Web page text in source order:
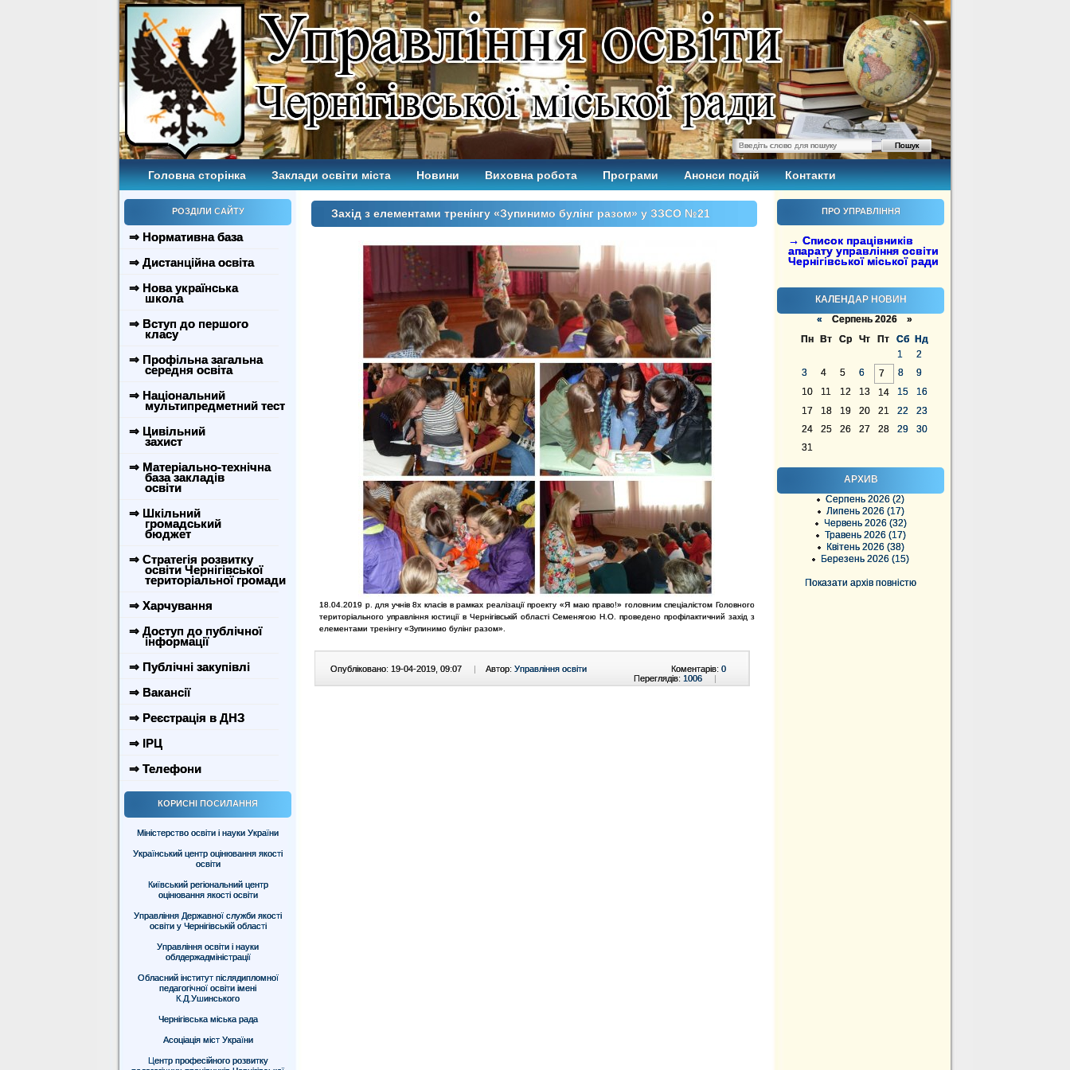
Головна сторінка Заклади освіти міста Новини Виховна робота Програми Анонси подій Контакти
РОЗДІЛИ САЙТУ
⇒ Нормативна база
⇒ Дистанційна освіта
⇒ Нова українська
школа
⇒ Вступ до першого
класу
⇒ Профільна загальна
середня освіта
⇒ Національний
мультипредметний тест
⇒ Цивільний
захист
⇒ Матеріально-технічна
база закладів
освіти
⇒ Шкільний
громадський
бюджет
⇒ Стратегія розвитку
освіти Чернігівської
територіальної громади
⇒ Харчування
⇒ Доступ до публічної
інформації
⇒ Публічні закупівлі
⇒ Вакансії
⇒ Реєстрація в ДНЗ
⇒ ІРЦ
⇒ Телефони
КОРИСНІ ПОСИЛАННЯ
Міністерство освіти і науки України
Український центр оцінювання якості
освіти
Київський регіональний центр
оцінювання якості освіти
Управління Державної служби якості
освіти у Чернігівській області
Управління освіти і науки
облдержадміністрації
Обласний інститут післядипломної
педагогічної освіти імені
К.Д.Ушинського
Чернігівська міська рада
Асоціація міст України
Центр професійного розвитку
ПРО УПРАВЛІННЯ
→ Список працівників
апарату управління освіти
Чернігівської міської ради
КАЛЕНДАР НОВИН
« Серпень 2026 »
Пн
Вт Ср Чт Пт Сб
Нд
1
2
3
4 5 6 7 8
9
10
11 12 13 14 15
16
17
18 19 20 21 22
23
24
25 26 27 28 29
30
31
АРХИВ
Серпень 2026 (2)
Липень 2026 (17)
Червень 2026 (32)
Травень 2026 (17)
Квітень 2026 (38)
Березень 2026 (15)
Показати архів повністю
Захід з елементами тренінгу «Зупинимо булінг разом» у ЗЗСО №21
18.04.2019 р. для учнів 8х класів в рамках реалізації проекту «Я маю право!» головним спеціалістом Головного
територіального управління юстиції в Чернігівській області Семенягою Н.О. проведено профілактичний захід з
елементами тренінгу «Зупинимо булінг разом».
Опубліковано: 19-04-2019, 09:07 | Автор: Управління освіти Коментарів: 0
Переглядів: 1006 |